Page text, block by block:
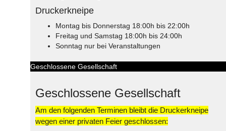
Druckerkneipe
Montag bis Donnerstag 18:00h bis 22:00h
Freitag und Samstag 18:00h bis 24:00h
Sonntag nur bei Veranstaltungen
Geschlossene Gesellschaft
Geschlossene Gesellschaft
Am den folgenden Terminen bleibt die Druckerkneipe
wegen einer privaten Feier geschlossen: